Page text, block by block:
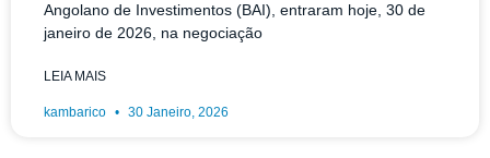
Angolano de Investimentos (BAI), entraram hoje, 30 de
janeiro de 2026, na negociação
LEIA MAIS
kambarico 30 Janeiro, 2026